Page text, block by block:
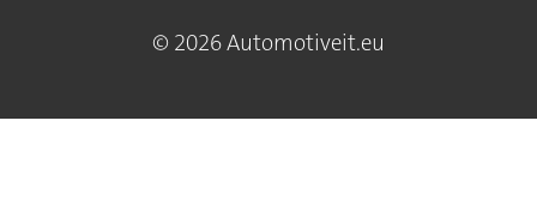
© 2026 Automotiveit.eu